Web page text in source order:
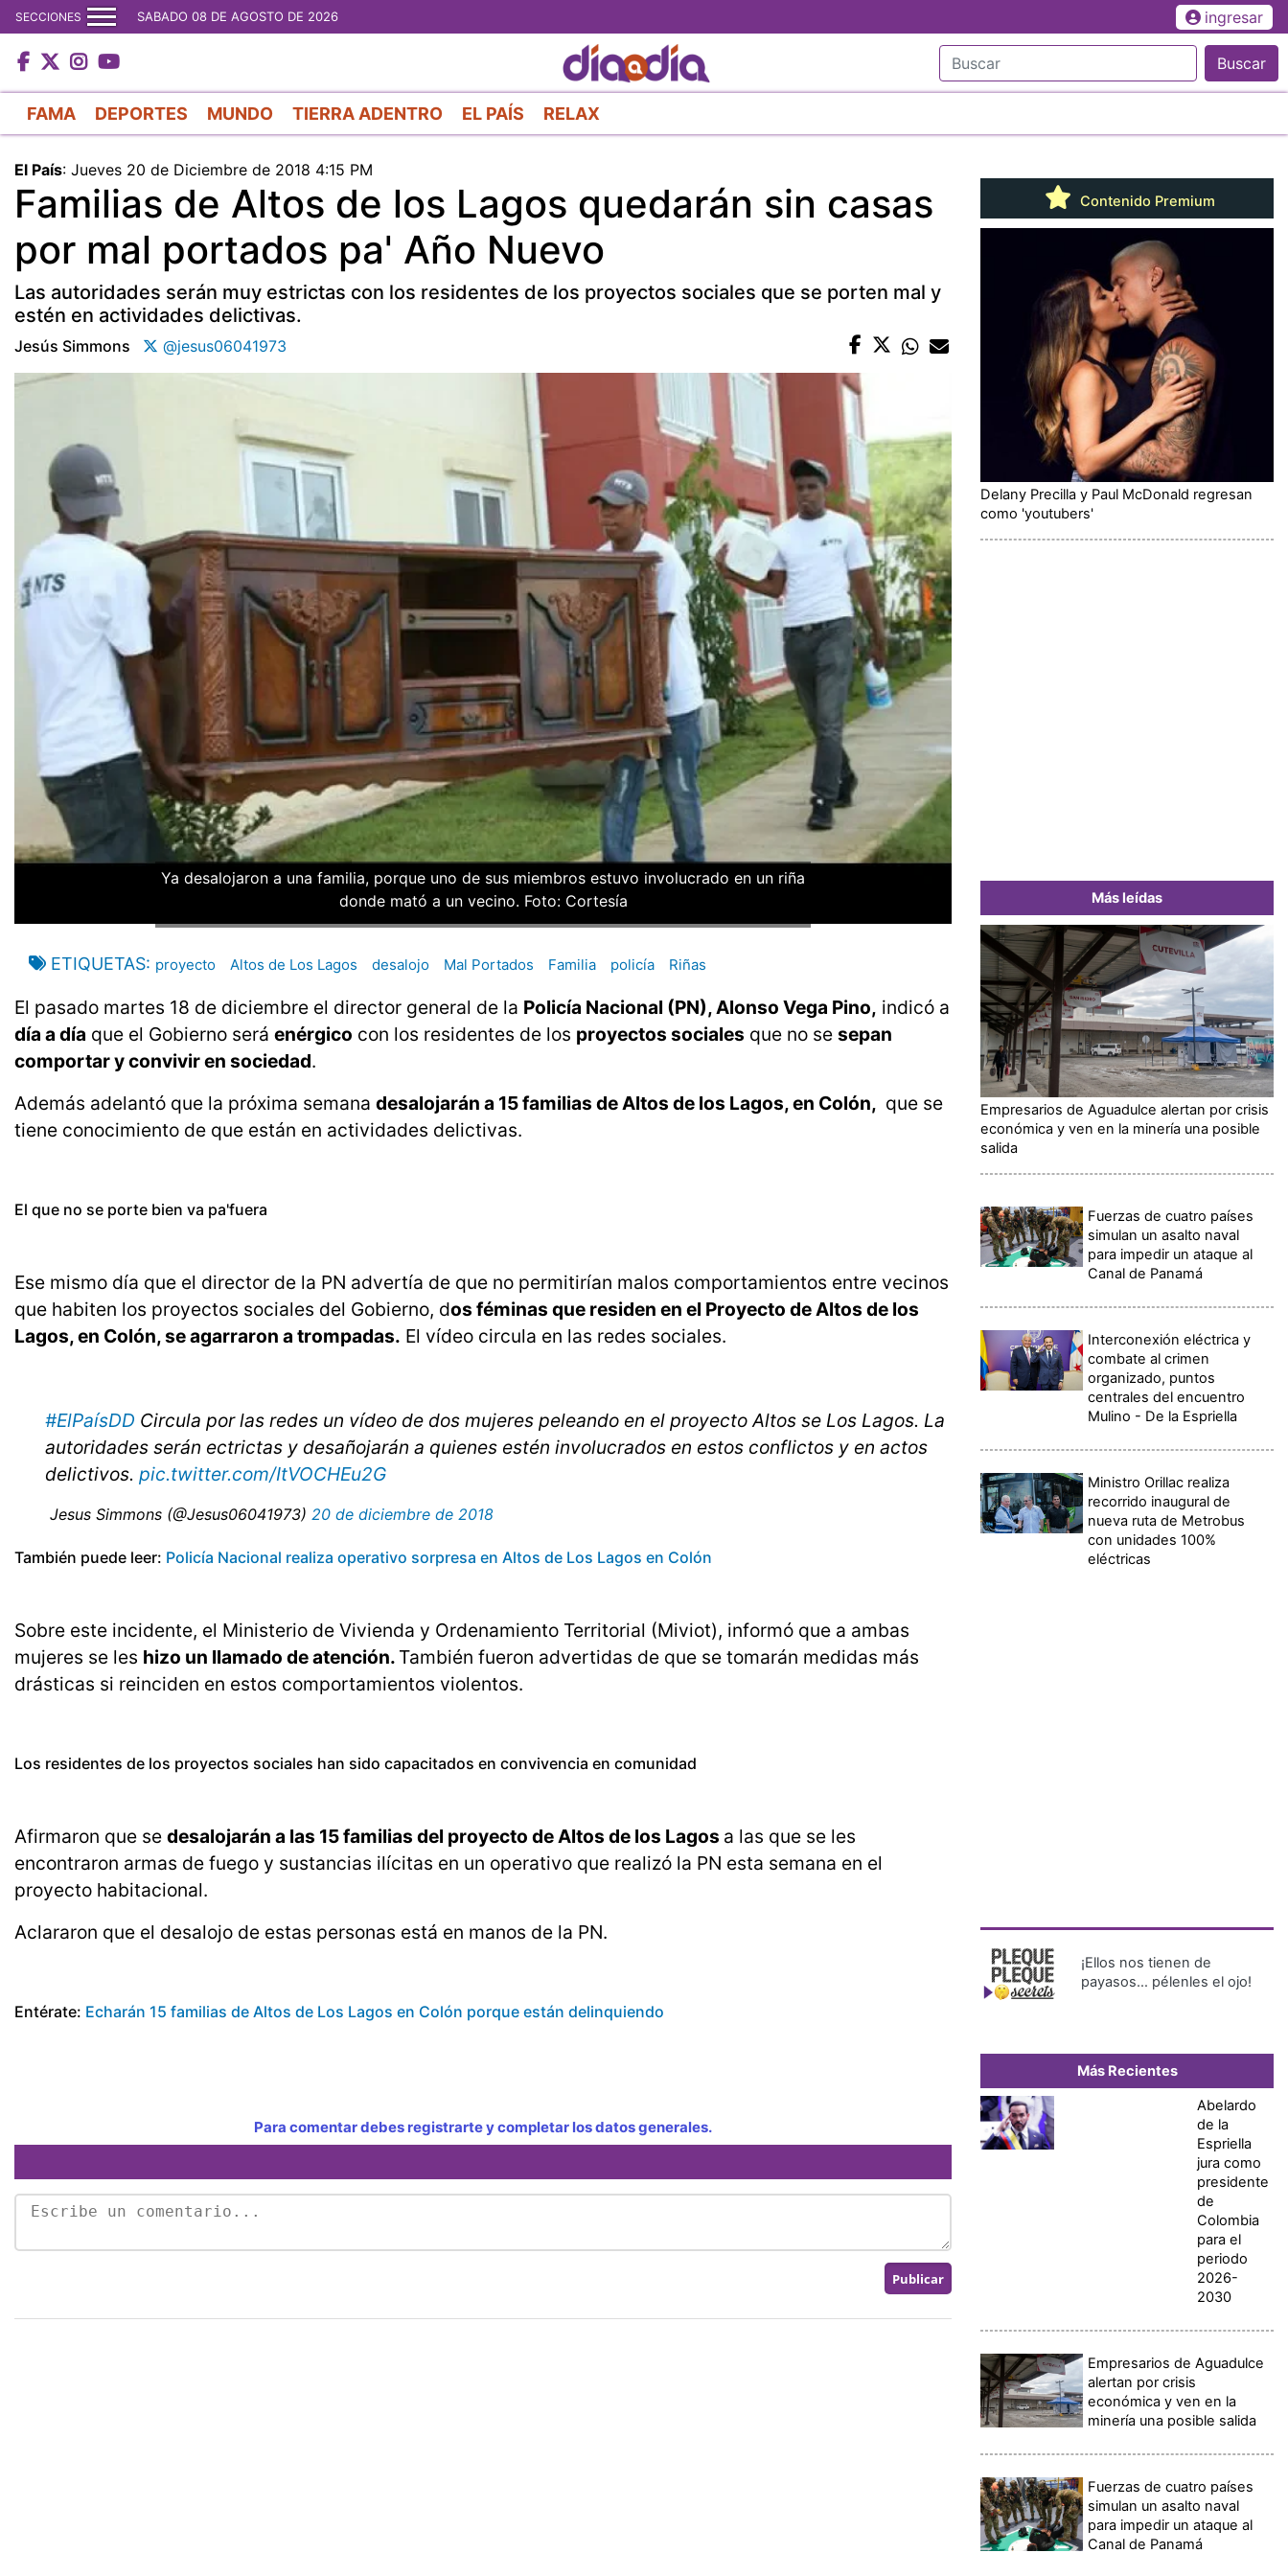
al
contenido
principal
SECCIONES SABADO 08 DE AGOSTO DE 2026 ingresar
Buscar
FAMA DEPORTES MUNDO TIERRA ADENTRO EL PAÍS RELAX
El País: Jueves 20 de Diciembre de 2018 4:15 PM
Familias de Altos de los Lagos quedarán sin casas
por mal portados pa' Año Nuevo
Las autoridades serán muy estrictas con los residentes de los proyectos sociales que se porten mal y
estén en actividades delictivas.
Jesús Simmons @jesus06041973
Ya desalojaron a una familia, porque uno de sus miembros estuvo involucrado en un riña
donde mató a un vecino. Foto: Cortesía
ETIQUETAS proyecto Altos de Los Lagos desalojo Mal Portados Familia policía Riñas
El pasado martes 18 de diciembre el director general de la Policía Nacional (PN), Alonso Vega Pino, indicó a
día a día que el Gobierno será enérgico con los residentes de los proyectos sociales que no se sepan
comportar y convivir en sociedad.
Además adelantó que la próxima semana desalojarán a 15 familias de Altos de los Lagos, en Colón, que se
tiene conocimiento de que están en actividades delictivas.
El que no se porte bien va pa'fuera
Ese mismo día que el director de la PN advertía de que no permitirían malos comportamientos entre vecinos
que habiten los proyectos sociales del Gobierno, dos féminas que residen en el Proyecto de Altos de los
Lagos, en Colón, se agarraron a trompadas. El vídeo circula en las redes sociales.
#ElPaísDD Circula por las redes un vídeo de dos mujeres peleando en el proyecto Altos se Los Lagos. La
autoridades serán ectrictas y desañojarán a quienes estén involucrados en estos conflictos y en actos
delictivos. pic.twitter.com/ItVOCHEu2G
 Jesus Simmons (@Jesus06041973) 20 de diciembre de 2018
También puede leer: Policía Nacional realiza operativo sorpresa en Altos de Los Lagos en Colón
Sobre este incidente, el Ministerio de Vivienda y Ordenamiento Territorial (Miviot), informó que a ambas
mujeres se les hizo un llamado de atención. También fueron advertidas de que se tomarán medidas más
drásticas si reinciden en estos comportamientos violentos.
Los residentes de los proyectos sociales han sido capacitados en convivencia en comunidad
Afirmaron que se desalojarán a las 15 familias del proyecto de Altos de los Lagos a las que se les
encontraron armas de fuego y sustancias ilícitas en un operativo que realizó la PN esta semana en el
proyecto habitacional.
Aclararon que el desalojo de estas personas está en manos de la PN.
Entérate: Echarán 15 familias de Altos de Los Lagos en Colón porque están delinquiendo
Para comentar debes registrarte y completar los datos generales.
Contenido Premium
Delany Precilla y Paul McDonald regresan
como 'youtubers'
Más leídas
Empresarios de Aguadulce alertan por crisis
económica y ven en la minería una posible
salida
Fuerzas de cuatro países
simulan un asalto naval
para impedir un ataque al
Canal de Panamá
Interconexión eléctrica y
combate al crimen
organizado, puntos
centrales del encuentro
Mulino - De la Espriella
Ministro Orillac realiza
recorrido inaugural de
nueva ruta de Metrobus
con unidades 100%
eléctricas
¡Ellos nos tienen de
payasos… pélenles el ojo!
Más Recientes
Abelardo
de la
Espriella
jura como
presidente
de
Colombia
para el
periodo
2026-
2030
Empresarios de Aguadulce
alertan por crisis
económica y ven en la
minería una posible salida
Fuerzas de cuatro países
simulan un asalto naval
para impedir un ataque al
Canal de Panamá